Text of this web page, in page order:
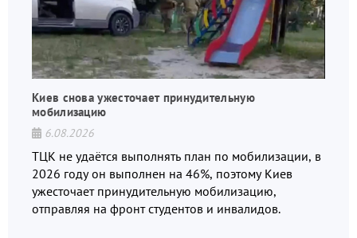
Киев снова ужесточает принудительную
мобилизацию
6.08.2026
ТЦК не удаётся выполнять план по мобилизации, в
2026 году он выполнен на 46%, поэтому Киев
ужесточает принудительную мобилизацию,
отправляя на фронт студентов и инвалидов.